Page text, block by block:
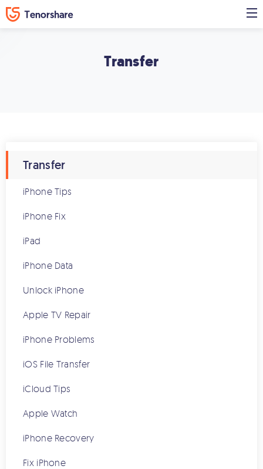
Transfer
Transfer
iPhone Tips
iPhone Fix
iPad
iPhone Data
Unlock iPhone
Apple TV Repair
iPhone Problems
iOS File Transfer
iCloud Tips
Apple Watch
iPhone Recovery
Fix iPhone